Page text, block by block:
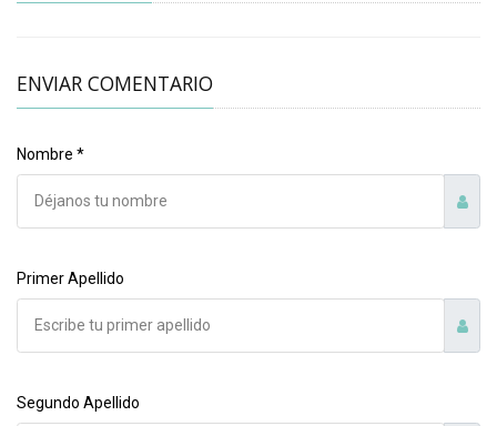
ENVIAR COMENTARIO
Nombre *
Primer Apellido
Segundo Apellido